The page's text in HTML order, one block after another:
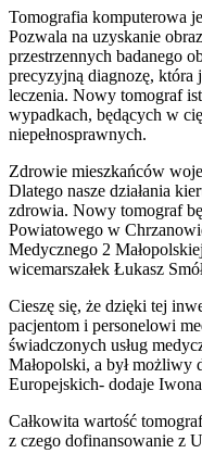
Tomografia komputerowa
Pozwala na uzyskanie
przestrzennych badanego
precyzyjną diagnozę, która
leczenia. Nowy tomograf
wypadkach, będących w
niepełnosprawnych.
Zdrowie mieszkańców
Dlatego nasze działania
zdrowia. Nowy tomograf
Powiatowego w
Medycznego 2
wicemarszałek Łukasz
Cieszę się, że dzięki tej
pacjentom i personelowi
świadczonych usług
Małopolski, a był możliwy
Europejskich- dodaje
Całkowita wartość
z czego dofinansowanie z